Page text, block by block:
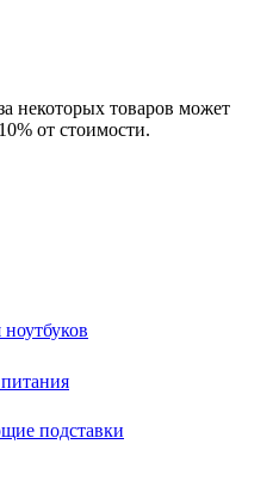
некоторых товаров может
от стоимости.
подставки